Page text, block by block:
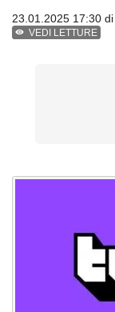
23.01.2025 17:30 di
VEDI LETTURE